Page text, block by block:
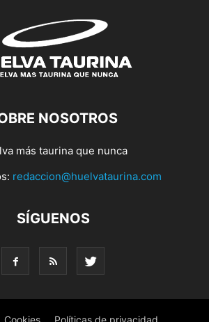
NOSOTROS
más taurina que nunca
redaccion@huelvataurina.com
SÍGUENOS